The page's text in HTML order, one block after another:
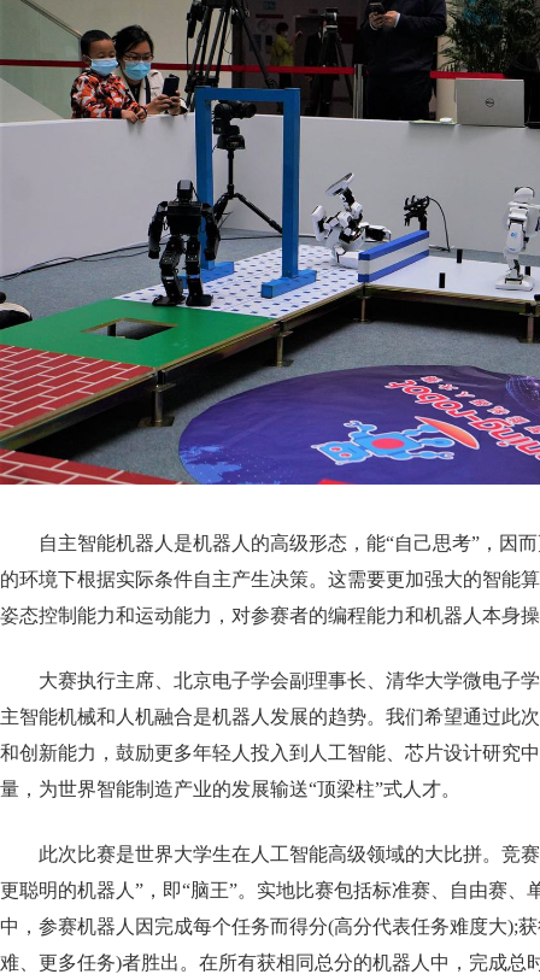
自主智能机器人是机器人的高级形态，能“自己思考”，因
的环境下根据实际条件自主产生决策。这需要更加强大的智能
姿态控制能力和运动能力，对参赛者的编程能力和机器人本身
大赛执行主席、北京电子学会副理事长、清华大学微电子
主智能机械和人机融合是机器人发展的趋势。我们希望通过此
和创新能力，鼓励更多年轻人投入到人工智能、芯片设计研究
量，为世界智能制造产业的发展输送“顶梁柱”式人才。
此次比赛是世界大学生在人工智能高级领域的大比拼。竞
更聪明的机器人”，即“脑王”。实地比赛包括标准赛、自由赛、
中，参赛机器人因完成每个任务而得分(高分代表任务难度大);
难、更多任务)者胜出。在所有获相同总分的机器人中，完成总